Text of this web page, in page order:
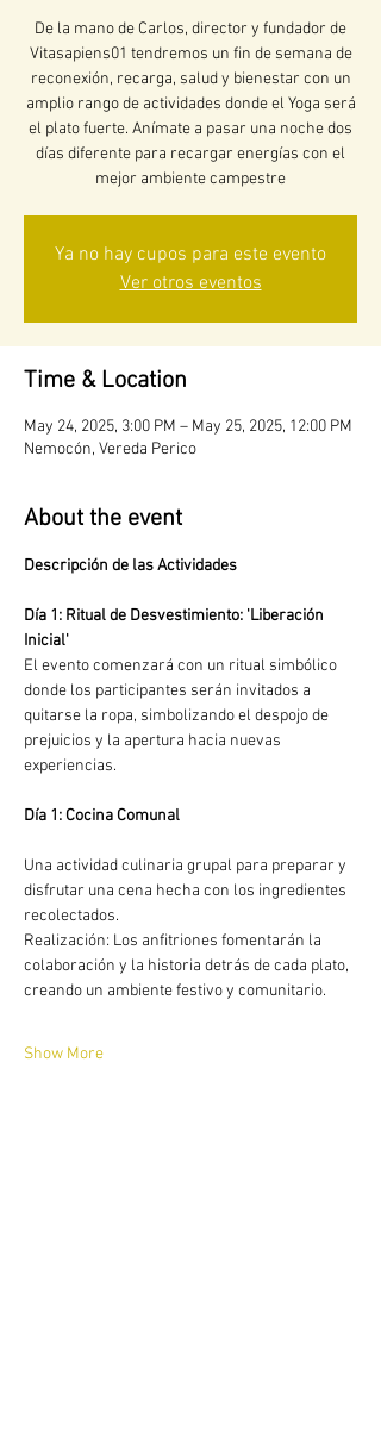
De la mano de Carlos, director y fundador de
Vitasapiens01 tendremos un fin de semana de
reconexión, recarga, salud y bienestar con un
amplio rango de actividades donde el Yoga será
el plato fuerte. Anímate a pasar una noche dos
días diferente para recargar energías con el
mejor ambiente campestre
Ya no hay cupos para este evento
Ver otros eventos
Time & Location
May 24, 2025, 3:00 PM – May 25, 2025, 12:00 PM
Nemocón, Vereda Perico
About the event
Descripción de las Actividades
Día 1: Ritual de Desvestimiento: 'Liberación
Inicial'
El evento comenzará con un ritual simbólico
donde los participantes serán invitados a
quitarse la ropa, simbolizando el despojo de
prejuicios y la apertura hacia nuevas
experiencias.
Día 1: Cocina Comunal
Una actividad culinaria grupal para preparar y
disfrutar una cena hecha con los ingredientes
recolectados.
Realización: Los anfitriones fomentarán la
colaboración y la historia detrás de cada plato,
creando un ambiente festivo y comunitario.
Show More